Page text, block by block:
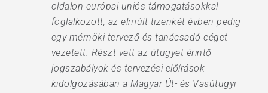
oldalon európai uniós támogatásokkal
foglalkozott, az elmúlt tizenkét évben pedig
egy mérnöki tervező és tanácsadó céget
vezetett. Részt vett az útügyet érintő
jogszabályok és tervezési előírások
kidolgozásában a Magyar Út- és Vasútügyi